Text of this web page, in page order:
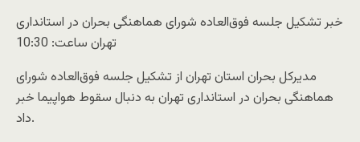
خبر تشکیل جلسه فوق‌العاده شورای هماهنگی بحران در استانداری
تهران ساعت: 10:30
مدیرکل بحران استان تهران از تشکیل جلسه فوق‌العاده شورای
هماهنگی بحران در استانداری تهران به دنبال سقوط هواپیما خبر
داد.